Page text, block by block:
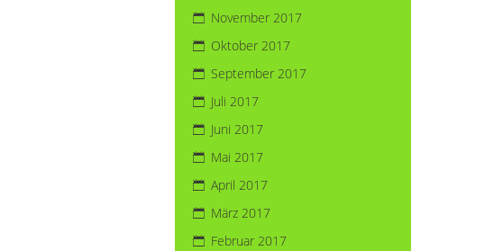
November 2017
Oktober 2017
September 2017
Juli 2017
Juni 2017
Mai 2017
April 2017
März 2017
Februar 2017